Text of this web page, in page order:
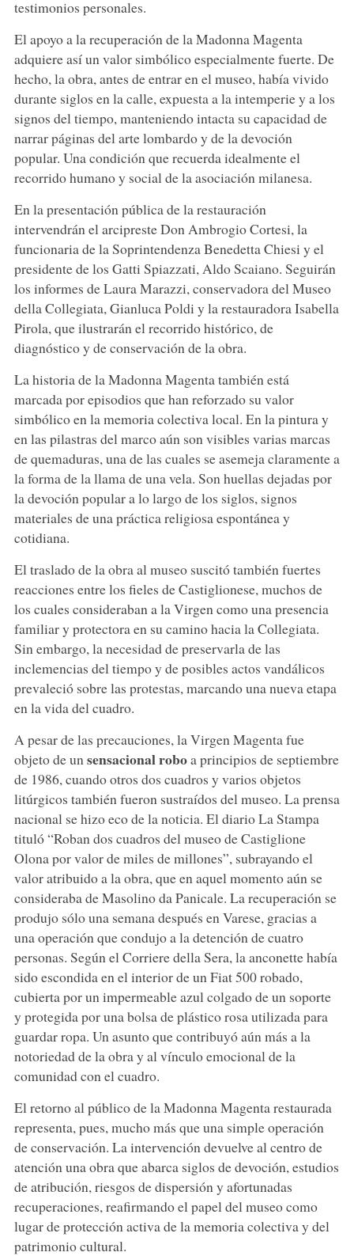
testimonios personales.
El apoyo a la recuperación de la Madonna Magenta
adquiere así un valor simbólico especialmente fuerte. De
hecho, la obra, antes de entrar en el museo, había vivido
durante siglos en la calle, expuesta a la intemperie y a los
signos del tiempo, manteniendo intacta su capacidad de
narrar páginas del arte lombardo y de la devoción
popular. Una condición que recuerda idealmente el
recorrido humano y social de la asociación milanesa.
En la presentación pública de la restauración
intervendrán el arcipreste Don Ambrogio Cortesi, la
funcionaria de la Soprintendenza Benedetta Chiesi y el
presidente de los Gatti Spiazzati, Aldo Scaiano. Seguirán
los informes de Laura Marazzi, conservadora del Museo
della Collegiata, Gianluca Poldi y la restauradora Isabella
Pirola, que ilustrarán el recorrido histórico, de
diagnóstico y de conservación de la obra.
La historia de la Madonna Magenta también está
marcada por episodios que han reforzado su valor
simbólico en la memoria colectiva local. En la pintura y
en las pilastras del marco aún son visibles varias marcas
de quemaduras, una de las cuales se asemeja claramente a
la forma de la llama de una vela. Son huellas dejadas por
la devoción popular a lo largo de los siglos, signos
materiales de una práctica religiosa espontánea y
cotidiana.
El traslado de la obra al museo suscitó también fuertes
reacciones entre los fieles de Castiglionese, muchos de
los cuales consideraban a la Virgen como una presencia
familiar y protectora en su camino hacia la Collegiata.
Sin embargo, la necesidad de preservarla de las
inclemencias del tiempo y de posibles actos vandálicos
prevaleció sobre las protestas, marcando una nueva etapa
en la vida del cuadro.
A pesar de las precauciones, la Virgen Magenta fue
objeto de unsensacional roboa principios de septiembre
de 1986, cuando otros dos cuadros y varios objetos
litúrgicos también fueron sustraídos del museo. La prensa
nacional se hizo eco de la noticia. El diario La Stampa
tituló “Roban dos cuadros del museo de Castiglione
Olona por valor de miles de millones”, subrayando el
valor atribuido a la obra, que en aquel momento aún se
consideraba de Masolino da Panicale. La recuperación se
produjo sólo una semana después en Varese, gracias a
una operación que condujo a la detención de cuatro
personas. Según el Corriere della Sera, la anconette había
sido escondida en el interior de un Fiat 500 robado,
cubierta por un impermeable azul colgado de un soporte
y protegida por una bolsa de plástico rosa utilizada para
guardar ropa. Un asunto que contribuyó aún más a la
notoriedad de la obra y al vínculo emocional de la
comunidad con el cuadro.
El retorno al público de la Madonna Magenta restaurada
representa, pues, mucho más que una simple operación
de conservación. La intervención devuelve al centro de
atención una obra que abarca siglos de devoción, estudios
de atribución, riesgos de dispersión y afortunadas
recuperaciones, reafirmando el papel del museo como
lugar de protección activa de la memoria colectiva y del
patrimonio cultural.